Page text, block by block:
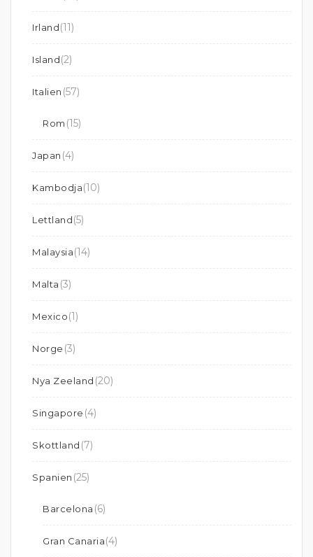
Irland(11)
Island(2)
Italien (57)
Rom (15)
Japan (4)
Kambodja(10)
Lettland(5)
Malaysia(14)
Malta (3)
Mexico(1)
Norge (3)
Nya Zeeland (20)
Singapore (4)
Skottland (7)
Spanien (25)
Barcelona (6)
Gran Canaria(4)